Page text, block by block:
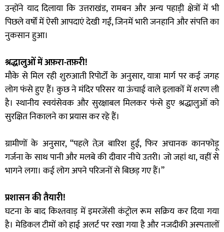
उन्होंने याद दिलाया कि उत्तराखंड, रामबन और अन्य पहाड़ी क्षेत्रों में भी
पिछले वर्षों में ऐसी आपदाएं देखी गईं, जिनमें भारी जनहानि और संपत्ति का
नुकसान हुआ।
श्रद्धालुओं में अफ़रा-तफ़री!
मौके से मिल रही शुरुआती रिपोर्टों के अनुसार, यात्रा मार्ग पर कई जगह
लोग फंसे हुए हैं। कुछ ने मंदिर परिसर या ऊंचाई वाले इलाकों में शरण ली
है। स्थानीय स्वयंसेवक और सुरक्षाबल मिलकर फंसे हुए श्रद्धालुओं को
सुरक्षित निकालने का प्रयास कर रहे हैं।
ग्रामीणों के अनुसार, “पहले तेज़ बारिश हुई, फिर अचानक कानफोड़ू
गर्जना के साथ पानी और मलबे की दीवार नीचे उतरी। जो जहां था, वहीं से
भागने लगा। कई लोग अपने परिजनों से बिछड़ गए हैं।”
प्रशासन की तैयारी!
घटना के बाद किश्तवाड़ में इमरजेंसी कंट्रोल रूम सक्रिय कर दिया गया
है। मेडिकल टीमों को हाई अलर्ट पर रखा गया है और नजदीकी अस्पतालों